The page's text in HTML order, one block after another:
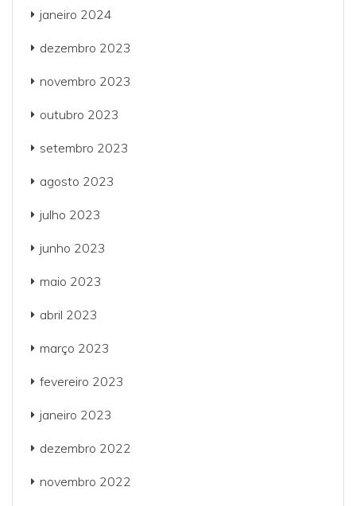
janeiro 2024
dezembro 2023
novembro 2023
outubro 2023
setembro 2023
agosto 2023
julho 2023
junho 2023
maio 2023
abril 2023
março 2023
fevereiro 2023
janeiro 2023
dezembro 2022
novembro 2022